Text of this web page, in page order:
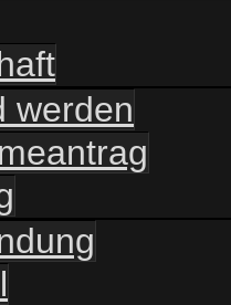
werden